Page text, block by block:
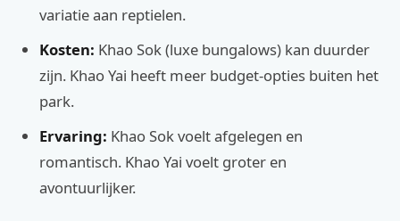
variatie aan reptielen.
Kosten: Khao Sok (luxe bungalows) kan duurder
zijn. Khao Yai heeft meer budget-opties buiten het
park.
Ervaring: Khao Sok voelt afgelegen en
romantisch. Khao Yai voelt groter en
avontuurlijker.